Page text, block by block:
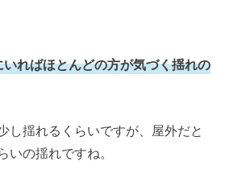
ればほとんどの方が気づく揺れの
し揺れるくらいですが、屋外だと
いの揺れですね。